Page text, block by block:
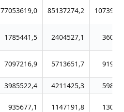
77053619,0 85137274,2
1785441,5 2404527,1
7097216,9 5713651,7
3985522,4 4211425,3
935677,1 1147191,8